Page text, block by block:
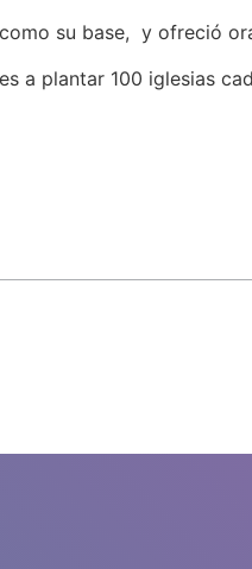
su base, y ofreció
a plantar 100 iglesias